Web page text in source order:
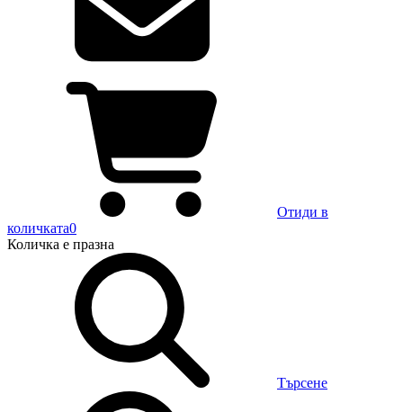
Отиди в
количката0
Количка е празна
Търсене